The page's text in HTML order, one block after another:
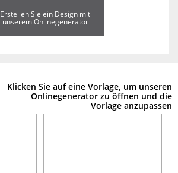
Erstellen Sie ein Design mit
unserem Onlinegenerator
Klicken Sie auf eine Vorlage, um unseren
Onlinegenerator zu öffnen und die
Vorlage anzupassen